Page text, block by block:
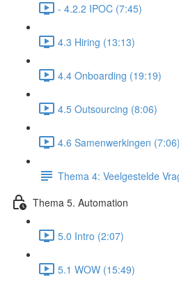
- 4.2.2 IPOC (7:45)
4.3 Hiring (13:13)
4.4 Onboarding (19:19)
4.5 Outsourcing (8:06)
4.6 Samenwerkingen (7:06)
Thema 4: Veelgestelde
Thema 5. Automation
5.0 Intro (2:07)
5.1 WOW (15:49)